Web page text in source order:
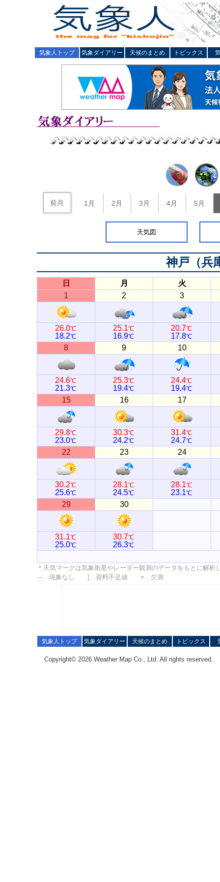
気象人トップ 気象ダイアリー 天候のまとめ トピックス
前月 1月 2月 3月 4月 5月
天気図
神戸（兵
日 月
火
1
2 3
26.0℃
18.2℃
25.1℃
16.9℃
20.7℃
17.8℃
8 9 10
24.6℃
21.3℃
25.3℃
19.4℃
24.4℃
19.4℃
15 16 17
29.8℃
23.0℃
30.3℃
24.2℃
31.4℃
24.7℃
22 23 24
30.2℃
25.6℃
28.1℃
24.5℃
28.1℃
23.1℃
29 30
31.1℃
25.0℃
30.7℃
26.3℃
＊天気マークは気象衛星やレーダー観測のデータをもとに解
---…現象なし ]…資料不足値 ×…欠測
気象人トップ 気象ダイアリー 天候のまとめ トピックス
Copyright© 2026 Weather Map Co., Ltd. All rights reserved.